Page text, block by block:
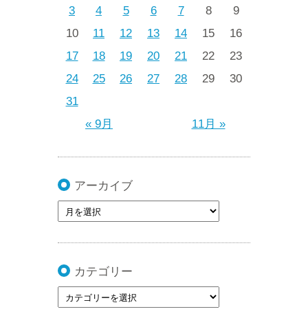
« 9月 11月 »
3
4 5 6 7 8
9
10
11 12 13 14 15
16
17
18 19 20 21 22
23
24
25 26 27 28 29
30
31
アーカイブ
カテゴリー